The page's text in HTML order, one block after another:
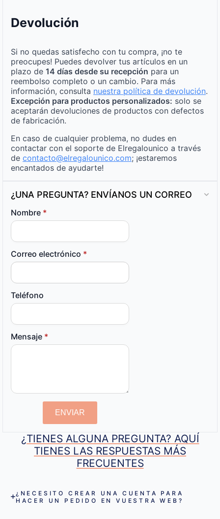
Devolución
Si no quedas satisfecho con tu compra, ¡no te
preocupes! Puedes devolver tus artículos en un
plazo de 14 días desde su recepción para un
reembolso completo o un cambio. Para más
información, consulta nuestra política de devolución.
Excepción para productos personalizados: solo se
aceptarán devoluciones de productos con defectos
de fabricación.
En caso de cualquier problema, no dudes en
contactar con el soporte de Elregalounico a través
de contacto@elregalounico.com; ¡estaremos
encantados de ayudarte!
¿UNA PREGUNTA? ENVÍANOS UN CORREO
Nombre *
Correo electrónico *
Teléfono
Mensaje *
ENVIAR
¿TIENES ALGUNA PREGUNTA? AQUÍ
TIENES LAS RESPUESTAS MÁS
FRECUENTES
¿NECESITO CREAR UNA CUENTA PARA
HACER UN PEDIDO EN VUESTRA WEB?